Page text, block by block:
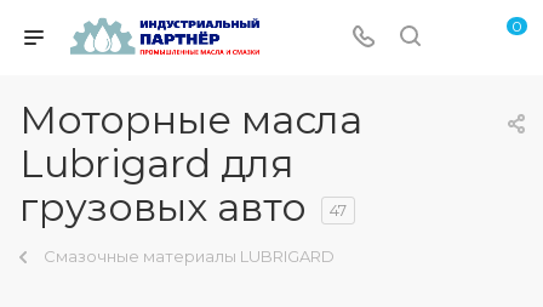
0
Моторные масла
Lubrigard для
грузовых авто
47
Смазочные материалы LUBRIGARD